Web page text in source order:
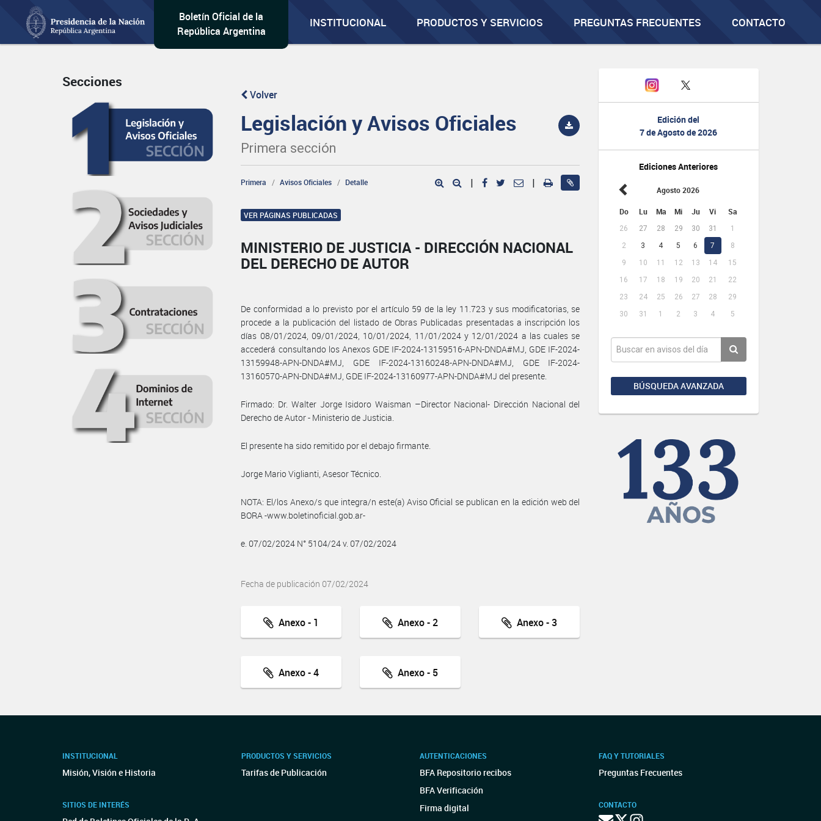
Boletín Oficial de la
República Argentina
INSTITUCIONAL PRODUCTOS Y SERVICIOS PREGUNTAS FRECUENTES CONTACTO
Edición del
7 de Agosto de 2026
Ediciones Anteriores
Agosto 2026
Do Lu Ma Mi Ju Vi Sa
26 27 28 29 30 31
1
2
3 4 5 6 7
8
9
10 11 12 13 14
15
16
17 18 19 20 21
22
23
24 25 26 27 28
29
30
31 1 2 3 4 5
BÚSQUEDA AVANZADA
Secciones
Volver
Legislación y Avisos Oficiales
Primera sección
Primera Avisos Oficiales Detalle | |
VER PÁGINAS PUBLICADAS
MINISTERIO DE JUSTICIA - DIRECCIÓN NACIONAL
DEL DERECHO DE AUTOR
De conformidad a lo previsto por el artículo 59 de la ley 11.723 y sus modificatorias, se
procede a la publicación del listado de Obras Publicadas presentadas a inscripción los
días 08/01/2024, 09/01/2024, 10/01/2024, 11/01/2024 y 12/01/2024 a las cuales se
accederá consultando los Anexos GDE IF-2024-13159516-APN-DNDA#MJ, GDE IF-2024-
13159948-APN-DNDA#MJ, GDE IF-2024-13160248-APN-DNDA#MJ, GDE IF-2024-
13160570-APN-DNDA#MJ, GDE IF-2024-13160977-APN-DNDA#MJ del presente.
Firmado: Dr. Walter Jorge Isidoro Waisman –Director Nacional- Dirección Nacional del
Derecho de Autor - Ministerio de Justicia.
El presente ha sido remitido por el debajo firmante.
Jorge Mario Viglianti, Asesor Técnico.
NOTA: El/los Anexo/s que integra/n este(a) Aviso Oficial se publican en la edición web del
BORA -www.boletinoficial.gob.ar-
e. 07/02/2024 N° 5104/24 v. 07/02/2024
Fecha de publicación 07/02/2024
Anexo - 1 Anexo - 2 Anexo - 3
Anexo - 4 Anexo - 5
INSTITUCIONAL
Misión, Visión e Historia
SITIOS DE INTERÉS
PRODUCTOS Y SERVICIOS
Tarifas de Publicación
AUTENTICACIONES
BFA Repositorio recibos
BFA Verificación
Firma digital
FAQ Y TUTORIALES
Preguntas Frecuentes
CONTACTO